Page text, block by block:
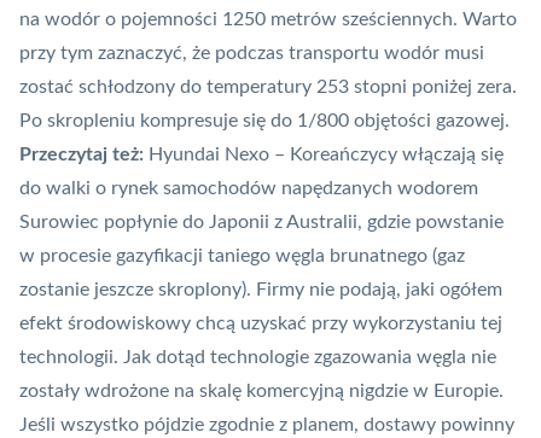
na wodór o pojemności 1250 metrów sześciennych. Warto
przy tym zaznaczyć, że podczas transportu wodór musi
zostać schłodzony do temperatury 253 stopni poniżej zera.
Po skropleniu kompresuje się do 1/800 objętości gazowej.
Przeczytaj też: Hyundai Nexo – Koreańczycy włączają się
do walki o rynek samochodów napędzanych wodorem
Surowiec popłynie do Japonii z Australii, gdzie powstanie
w procesie gazyfikacji taniego węgla brunatnego (gaz
zostanie jeszcze skroplony). Firmy nie podają, jaki ogółem
efekt środowiskowy chcą uzyskać przy wykorzystaniu tej
technologii. Jak dotąd technologie zgazowania węgla nie
zostały wdrożone na skalę komercyjną nigdzie w Europie.
Jeśli wszystko pójdzie zgodnie z planem, dostawy powinny